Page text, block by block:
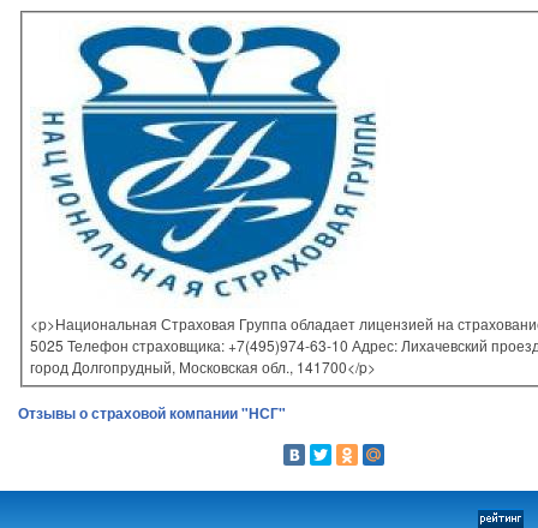
<p>Национальная Страховая Группа обладает лицензией на
5025 Телефон страховщика: +7(495)974-63-10 Адрес: Лихачевский
город Долгопрудный, Московская обл., 141700</p>
Отзывы о страховой компании "НСГ"